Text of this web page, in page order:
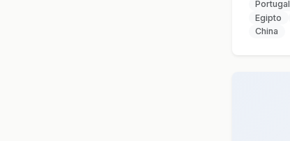
Portugal
Egipto
China